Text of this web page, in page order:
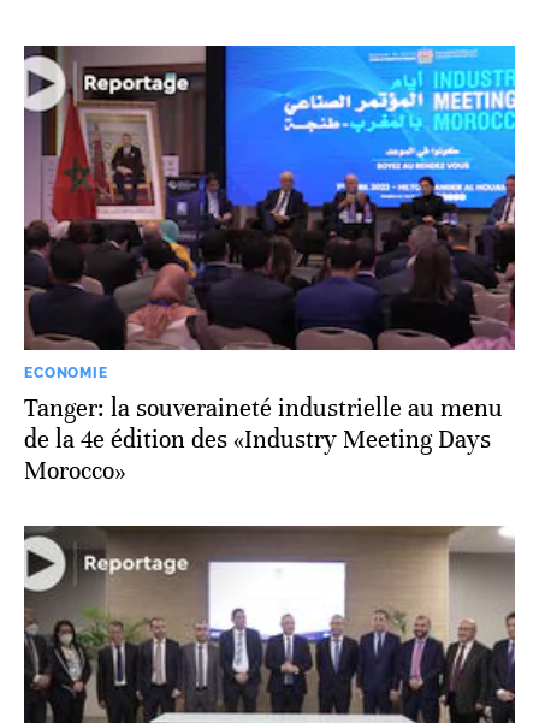
ECONOMIE
Tanger: la souveraineté industrielle au menu
de la 4e édition des «Industry Meeting Days
Morocco»